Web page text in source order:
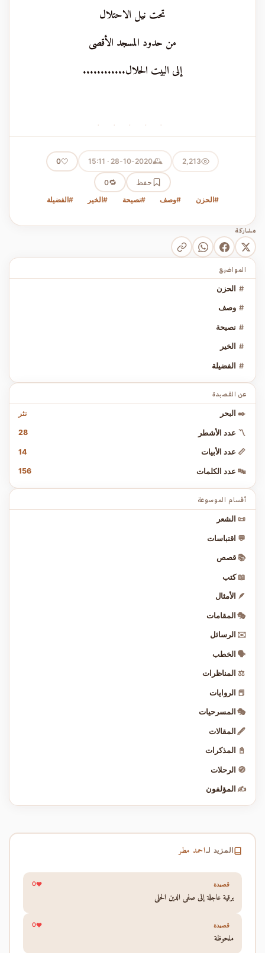
تحت نيل الاحتلال
من حدود المسجد الأقصى
إلى البيت الحلال............
· · · · ·
2,213
🕰️
28-10-2020 · 15:11
🤍
0
حفظ 🔁
0
#الحزن
#وصف #نصيحة #الخير #الفضيلة
مشاركة
المواضيع
# الحزن
# وصف
# نصيحة
# الخير
# الفضيلة
عن القصيدة
✒️ البحر نثر
〽️ عدد الأشطر 28
📏 عدد الأبيات 14
🔤 عدد الكلمات 156
أقسام الموسوعة
📜 الشعر
💬 اقتباسات
📚 قصص
📖 كتب
🪶 الأمثال
🎭 المقامات
✉️ الرسائل
🗣️ الخطب
⚖️ المناظرات
📕 الروايات
🎭 المسرحيات
🖋️ المقالات
📓 المذكرات
🧭 الرحلات
✍️ المؤلفون
المزيد لـاحمد مطر
قصيدة 0
برقية عاجلة إلى صفي الدين الحلي
قصيدة 0
ملحوظة